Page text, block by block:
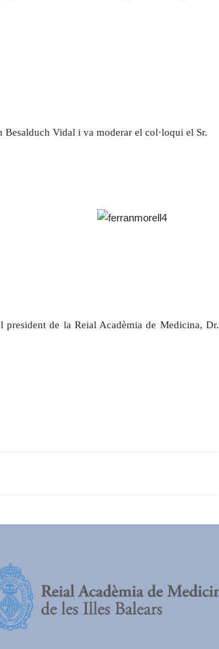
Besalduch Vidal i va moderar el col·loqui el Sr.
de la Reial Acadèmia de Medicina, Dr.